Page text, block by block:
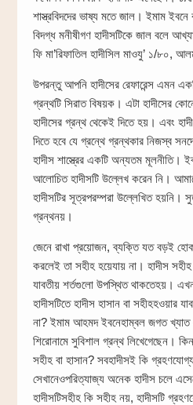
শাস্ত্রবিদদের ভাষ্য মতে জাল। ইমাম
বিদগ্ধ মনীষীগণ হাদীসটিকে জাল বলে
ফি মা’রিফাতিল হাদীসিল মাওযু’ ১/৮০,
উপরন্তু আপনি হাদীসের রেফারেন্স এমন
গ্রন্থটি সিরাত বিষয়ক। এটা হাদীসের
হাদীসের গ্রন্থ থেকেই দিতে হয়। এবং
দিতে হবে যে গ্রন্থে গ্রন্থকার নিজস্ব
হাদীস শাস্ত্রের একটি অন্যতম মূলনীতি।
আলোচিত হাদীসটি উল্লেখ করেন নি।
হাদীসটির সূত্রপরম্পরা উল্লেখিত হয়নি।
গ্রন্থনয়।
জেনে রাখা প্রয়োজন, ব্যক্তি যত বড়ই
করলেই তা সহীহ হয়েযায় না। হাদীস
যাবতীয় শর্তগুলো উপস্থিত থাকতেহয়।
হাদীসটিতে হাদীস হাসান বা সহীহহওয়ার
না? ইমাম আহমদ ইবনেহাম্বল জগত খ্যাত
শিরোনামে সুবিশাল গ্রন্থ লিখেগেছেন।
সহীহ বা হাসান? সবহাদীসই কি
সেখানেওপরিত্যাজ্য অনেক হাদীস চলে
হাদীসটিসহীহ কি সহীহ নয়, হাদীসটি